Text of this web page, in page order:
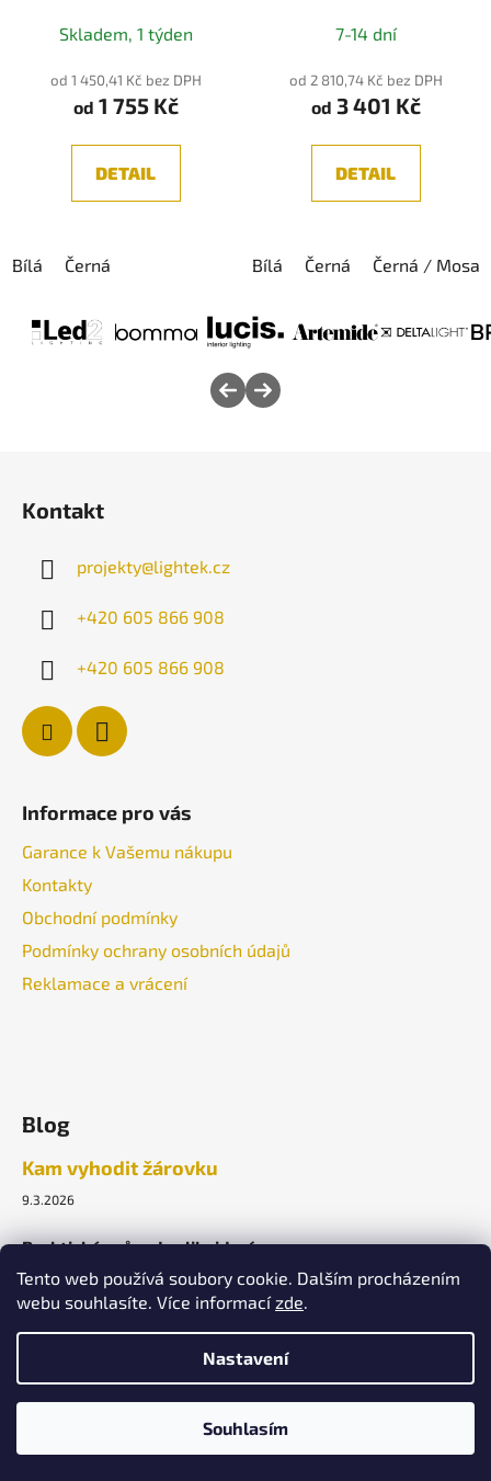
Tento web používá soubory cookie. Dalším procházením
webu souhlasíte. Více informacízde.
Nastavení
Souhlasím
Skladem, 1 týden
od 1 450,41 Kč bez DPH
od 1 755 Kč
DETAIL
Bílá Černá
hodnocení
produktu
je
z
7-14 dní
od 2 810,74 Kč bez DPH
od 3 401 Kč
DETAIL
Bílá Černá Černá / Mosaz
Kontakt
projekty@lightek.cz
+420 605 866 908
+420 605 866 908
Informace pro vás
Garance k Vašemu nákupu
Kontakty
Obchodní podmínky
Podmínky ochrany osobních údajů
Reklamace a vrácení
Blog
Kam vyhodit žárovku
9.3.2026
Praktický průvodce likvidací.
ARCHIV
Lightek Design s.r.o.
vyhrazena.